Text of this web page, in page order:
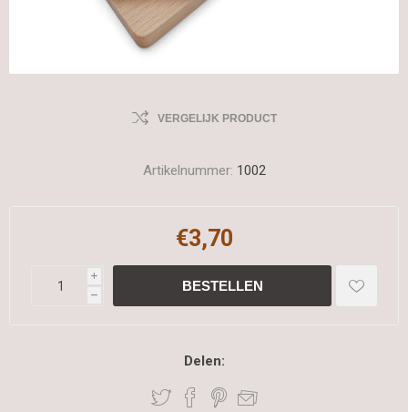
VERGELIJK PRODUCT
Artikelnummer: 1002
€3,70
i
h
Delen: